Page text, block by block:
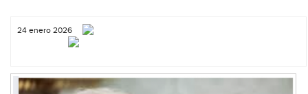
24 enero 2026